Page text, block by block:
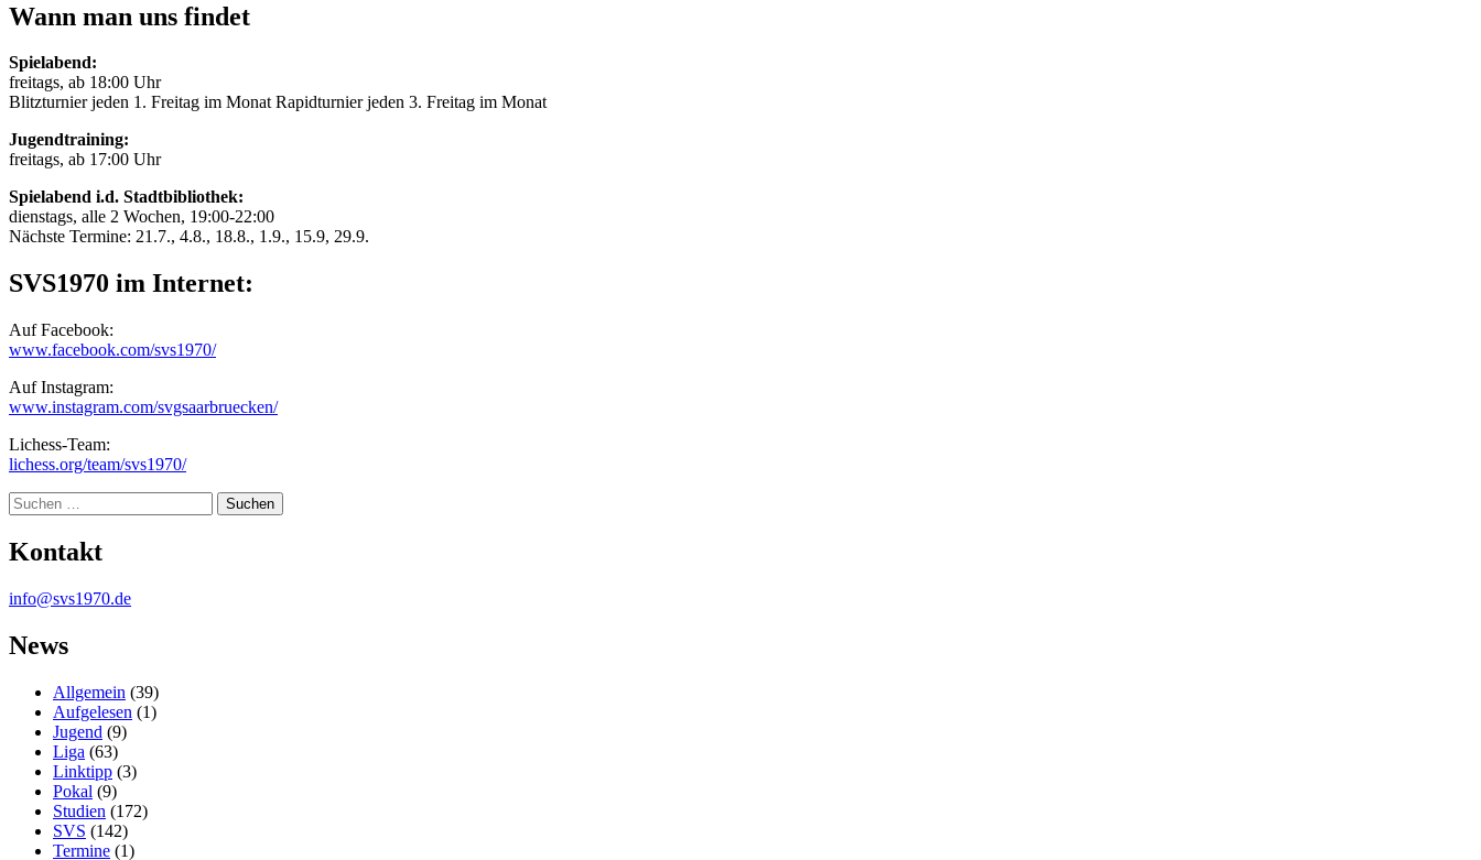
Wann man uns findet
Spielabend:
freitags, ab 18:00 Uhr
Blitzturnier jeden 1. Freitag im Monat Rapidturnier jeden 3. Freitag im Monat
Jugendtraining:
freitags, ab 17:00 Uhr
Spielabend i.d. Stadtbibliothek:
dienstags, alle 2 Wochen, 19:00-22:00
Nächste Termine: 21.7., 4.8., 18.8., 1.9., 15.9, 29.9.
SVS1970 im Internet:
Auf Facebook:
www.facebook.com/svs1970/
Auf Instagram:
www.instagram.com/svgsaarbruecken/
Lichess-Team:
lichess.org/team/svs1970/
Suche
Kontakt
info@svs1970.de
News
Allgemein (39)
Aufgelesen (1)
Jugend (9)
Liga (63)
Linktipp (3)
Pokal (9)
Studien (172)
SVS (142)
Termine (1)